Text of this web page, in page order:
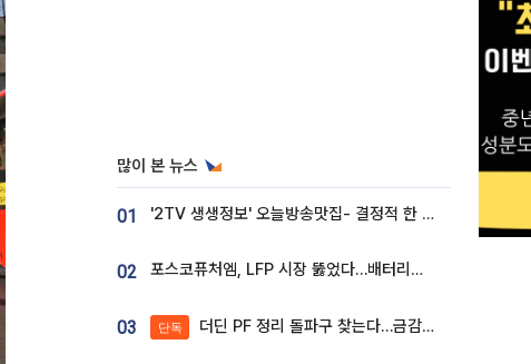
많이 본 뉴스
01 '2TV 생생정보' 오늘방송맛집- 결정적 한 수, 3종 메밀면! 메밀 소바 맛집 '의○○○○'
02 포스코퓨처엠, LFP 시장 뚫었다…배터리사와 대규모 장기 공급 합의
03 단독 더딘 PF 정리 돌파구 찾는다…금감원, 1년 반 만에 매각설명회 재개